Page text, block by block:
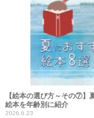
【絵本の選び方～その⑦】
絵本を年齢別に紹介
2026.6.23